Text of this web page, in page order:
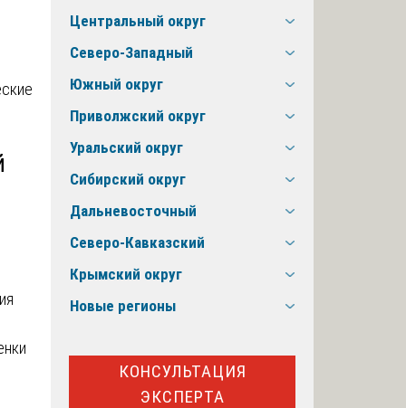
Центральный округ
Северо-Западный
Южный округ
Приволжский округ
Уральский округ
Сибирский округ
Дальневосточный
Северо-Кавказский
Крымский округ
Новые регионы
КОНСУЛЬТАЦИЯ
ЭКСПЕРТА